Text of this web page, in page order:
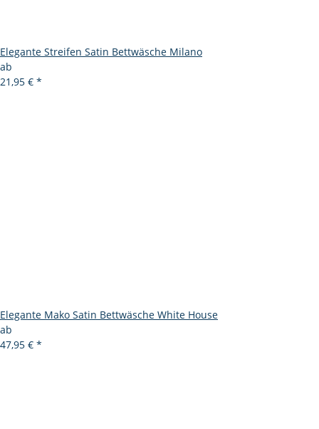
Elegante Streifen Satin Bettwäsche Milano
ab
21,95 € *
Elegante Mako Satin Bettwäsche White House
ab
47,95 € *